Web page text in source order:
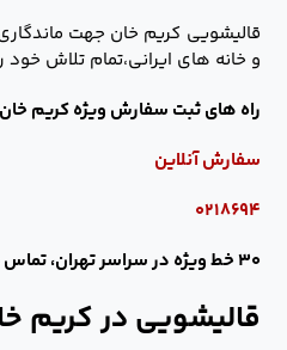
قالیشویی کریم خان جهت
و خانه های ایرانی،تمام تلاش خود
راه های ثبت سفارش ویژه کریم خان
سفارش آنلاین
۰۲۱۸۶۹۴
۳۰ خط ویژه در سراسر تهران، تماس فوری با لمس شماره
قالیشویی در کریم